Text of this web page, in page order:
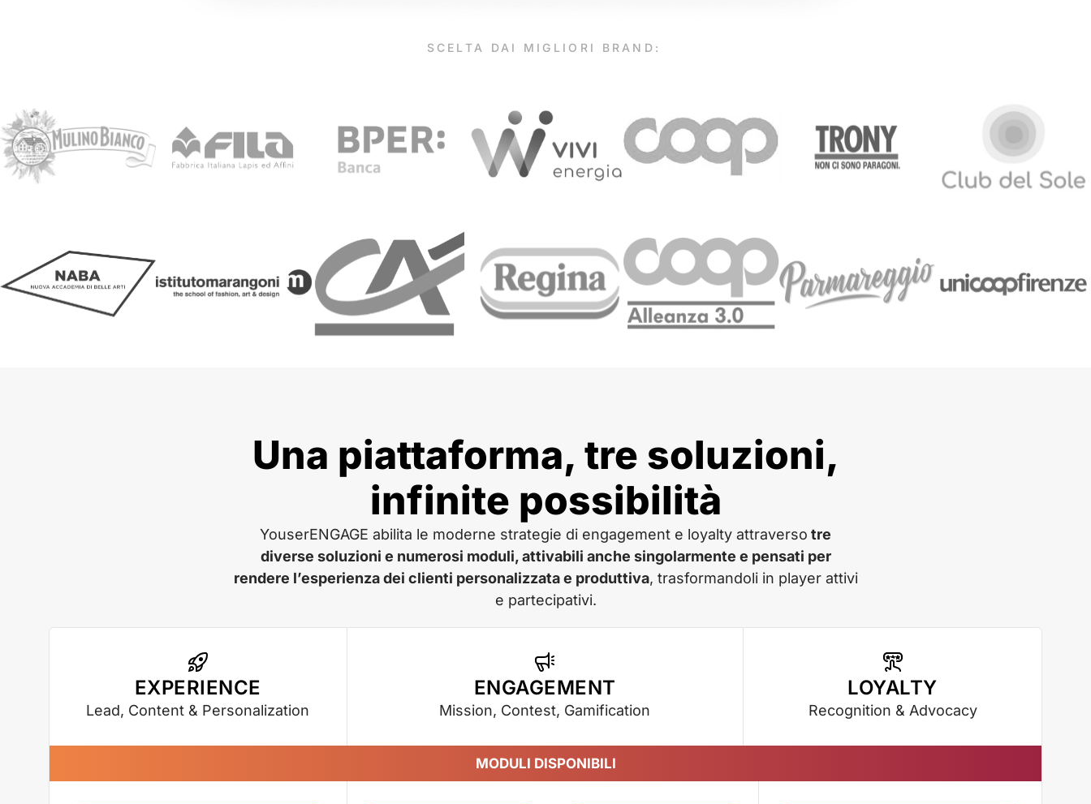
SCELTA DAI MIGLIORI BRAND:
Una piattaforma, tre soluzioni,
infinite possibilità
YouserENGAGE abilita le moderne strategie di engagement e loyalty attraverso tre
diverse soluzioni e numerosi moduli, attivabili anche singolarmente e pensati per
rendere l’esperienza dei clienti personalizzata e produttiva, trasformandoli in player attivi
e partecipativi.
EXPERIENCE
Lead, Content & Personalization
ENGAGEMENT
Mission, Contest, Gamification
LOYALTY
Recognition & Advocacy
MODULI DISPONIBILI